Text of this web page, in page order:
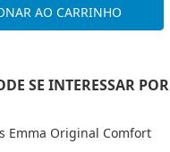
AO CARRINHO
SE INTERESSAR POR